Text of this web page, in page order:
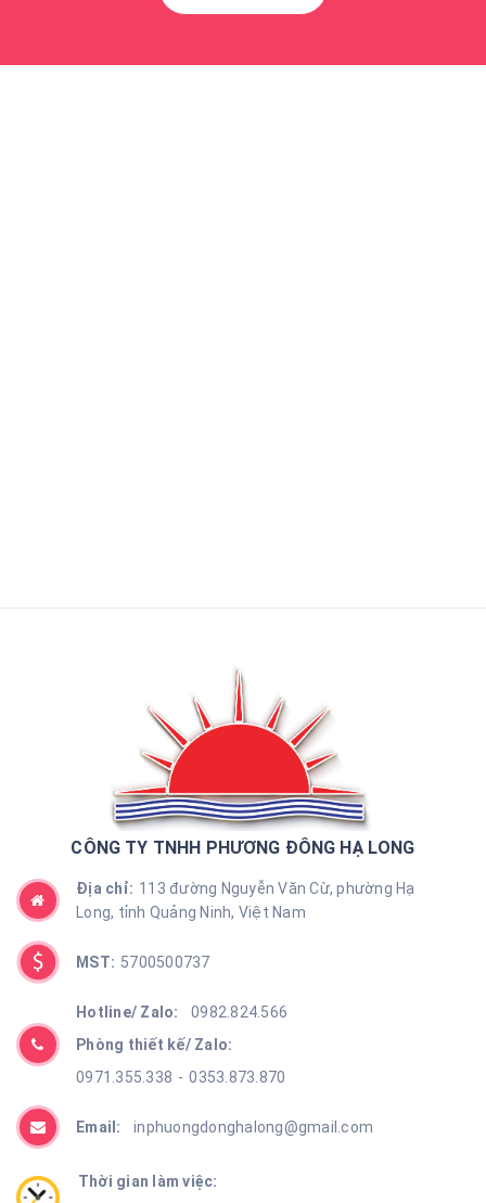
CÔNG TY TNHH PHƯƠNG ĐÔNG HẠ LONG
Địa chỉ: 113 đường Nguyễn Văn Cừ, phường Hạ
Long, tỉnh Quảng Ninh, Việt Nam
MST: 5700500737
Hotline/ Zalo:
0982.824.566
Phòng thiết kế/ Zalo:
0971.355.338 - 0353.873.870
Email: inphuongdonghalong@gmail.com
Thời gian làm việc: